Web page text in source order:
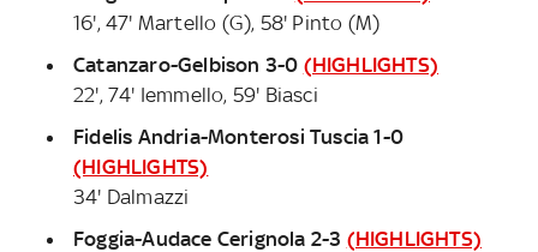
16', 47' Martello (G), 58' Pinto (M)
Catanzaro-Gelbison 3-0 (HIGHLIGHTS)
22', 74' Iemmello, 59' Biasci
Fidelis Andria-Monterosi Tuscia 1-0
(HIGHLIGHTS)
34' Dalmazzi
Foggia-Audace Cerignola 2-3 (HIGHLIGHTS)